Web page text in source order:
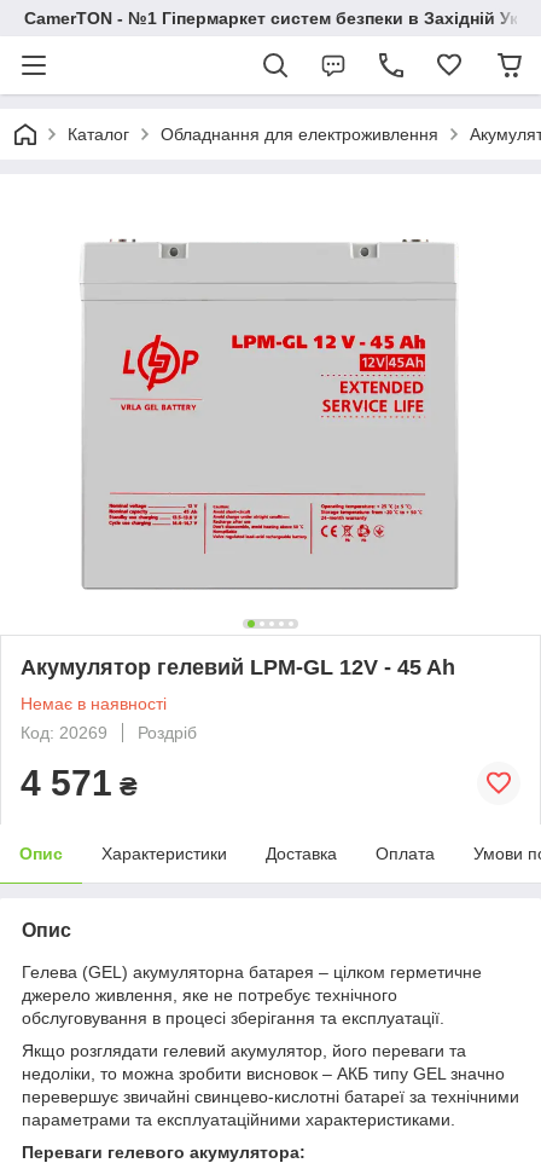
CamerTON - №1 Гіпермаркет систем безпеки в Західній
Каталог Обладнання для електроживлення
Акумулятор гелевий LPM-GL 12V - 45 Ah
Немає в наявності
Код: 20269
Роздріб
4 571 ₴
Опис Характеристики Доставка Оплата Умови
Опис
Гелева (GEL) акумуляторна батарея – цілком герметичне
джерело живлення, яке не потребує технічного
обслуговування в процесі зберігання та експлуатації.
Якщо розглядати гелевий акумулятор, його переваги та
недоліки, то можна зробити висновок – АКБ типу GEL значно
перевершує звичайні свинцево-кислотні батареї за технічними
параметрами та експлуатаційними характеристиками.
Переваги гелевого акумулятора: